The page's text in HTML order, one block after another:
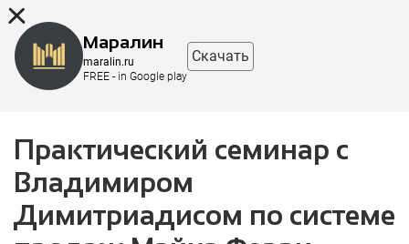
Практический семинар с
Владимиром
Димитриадисом по системе
Маралин
maralin.ru
FREE - in Google play
Скачать